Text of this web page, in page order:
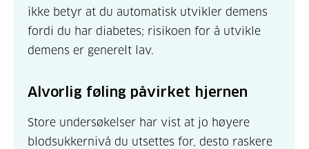
ikke betyr at du automatisk utvikler demens
fordi du har diabetes; risikoen for å utvikle
demens er generelt lav.
Alvorlig føling påvirket hjernen
Store undersøkelser har vist at jo høyere
blodsukkernivå du utsettes for, desto raskere